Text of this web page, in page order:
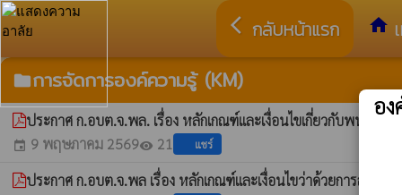
arrow_back_ios กลับหน้าแรก home
folderการจัดการองค์ความรู้ (KM)
ประกาศ ก.อบต.จ.พล. เรื่อง หลักเกณฑ์และเงื่อนไขเกี่ยวกับพนักง
event 9 พฤษภาคม 2569visibility 21 แชร์
ประกาศ ก.อบต.จ.พล เรื่อง หลักเกณฑ์และเงื่อนไขว่าด้วยการลา พ.
อ